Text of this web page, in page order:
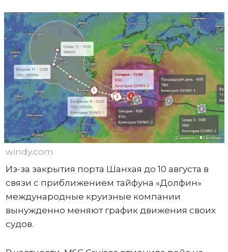
windy.com
Из-за закрытия порта Шанхая до 10 августа в
связи с приближением тайфуна «Долфин»
международные круизные компании
вынужденно меняют график движения своих
судов.